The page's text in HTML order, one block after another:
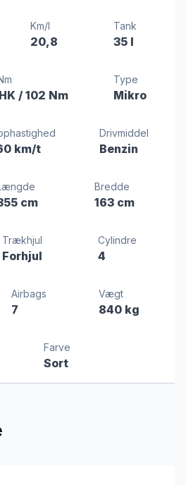
Km/l
20,8
Tank
35 l
/ 102 Nm
Type
Mikro
km/t
Drivmiddel
Benzin
cm
Bredde
163 cm
Trækhjul
Forhjul
Cylindre
4
Airbags
7
Vægt
840 kg
Farve
Sort